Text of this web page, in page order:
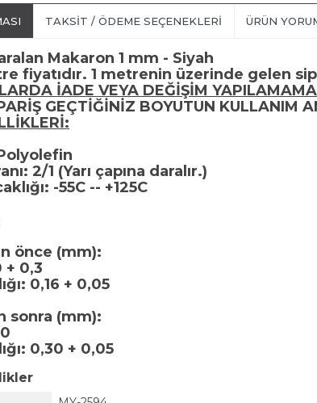
TAKSIT / ÖDEME SEÇENEKLERI ÜRÜN
Makaron 1 mm - Siyah
fiyatıdır. 1 metrenin üzerinde gelen
İADE VEYA DEĞİŞİM
GEÇTİĞİNİZ BOYUTUN KULLANIM
2/1 (Yarı çapına daralır.)
-55C -- +125C
önce (mm):
+ 0,3
0,16 + 0,05
sonra (mm):
0,30 + 0,05